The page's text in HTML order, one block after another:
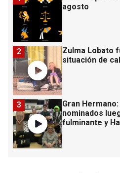
agosto
Zulma Lobato
situación de
2
Gran
nominados
fulminante y
3